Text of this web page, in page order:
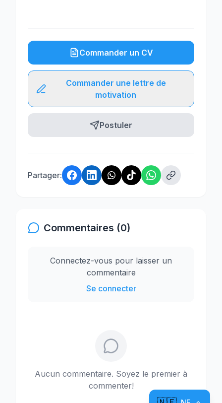
Commander un CV
Commander une lettre de
motivation
Postuler
Partager:
Commentaires (0)
Connectez-vous pour laisser un
commentaire
Se connecter
Aucun commentaire. Soyez le premier à
commenter!